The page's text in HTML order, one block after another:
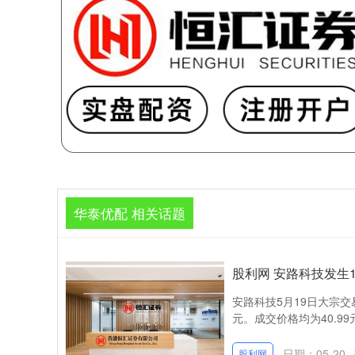
华泰优配 相关话题
股利网 安路科技发
安路科技5月19日大宗
元。成交价格均为